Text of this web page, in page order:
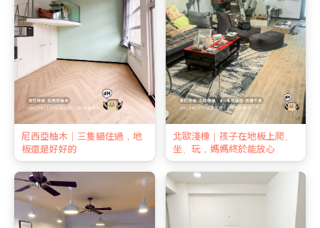
尼西亞柚木｜三隻貓住過，地
板還是好好的
北歐淺橡｜孩子在地板上爬、
坐、玩，媽媽終於能放心